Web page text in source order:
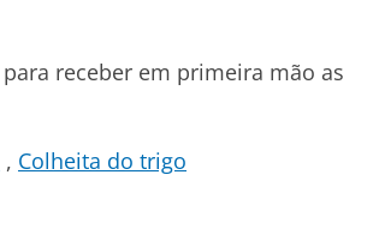
para receber em primeira mão as
Colheita do trigo